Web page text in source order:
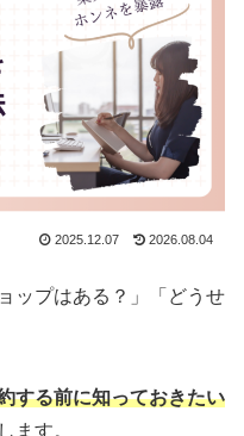
2025.12.07 2026.08.04
ップはある？」「どうせ
する前に知っておきたい
ます。